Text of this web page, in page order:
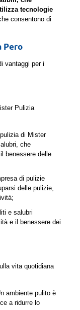
tecnologie
consentono di
Pero
vantaggi per i
Pulizia
di Mister
che
benessere delle
di pulizie
delle pulizie,
e salubri
e il benessere dei
vita quotidiana
ambiente pulito è
a ridurre lo